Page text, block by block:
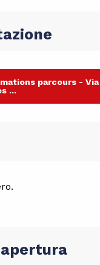
parcours -
...